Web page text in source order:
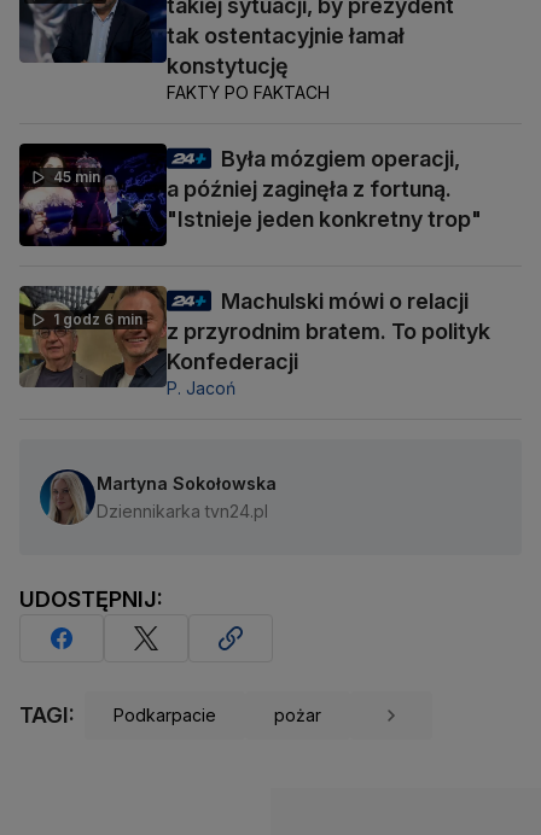
takiej sytuacji, by prezydent
tak ostentacyjnie łamał
konstytucję
FAKTY PO FAKTACH
45 min
Była mózgiem operacji,
a później zaginęła z fortuną.
"Istnieje jeden konkretny trop"
1 godz 6 min
Machulski mówi o relacji
z przyrodnim bratem. To polityk
Konfederacji
P. Jacoń
Martyna Sokołowska
Dziennikarka tvn24.pl
UDOSTĘPNIJ:
TAGI: Podkarpacie pożar